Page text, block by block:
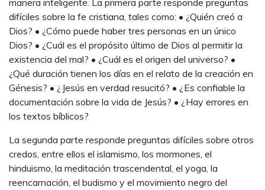
manera inteligente. La primera parte responde preguntas
difíciles sobre la fe cristiana, tales como: • ¿Quién creó a
Dios? • ¿Cómo puede haber tres personas en un único
Dios? • ¿Cuál es el propósito último de Dios al permitir la
existencia del mal? • ¿Cuál es el origen del universo? •
¿Qué duración tienen los días en el relato de la creación en
Génesis? • ¿Jesús en verdad resucitó? • ¿Es confiable la
documentación sobre la vida de Jesús? • ¿Hay errores en
los textos bíblicos?
La segunda parte responde preguntas difíciles sobre otros
credos, entre ellos el islamismo, los mormones, el
hinduismo, la meditación trascendental, el yoga, la
reencarnación, el budismo y el movimiento negro del